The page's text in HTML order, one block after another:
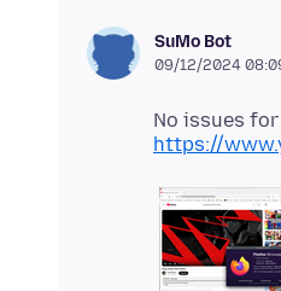
SuMo Bot
09/12/2024
https://